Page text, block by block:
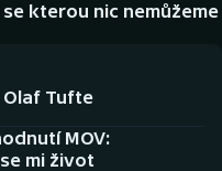
kterou nic nemůžeme
Olaf Tufte
MOV:
mi život